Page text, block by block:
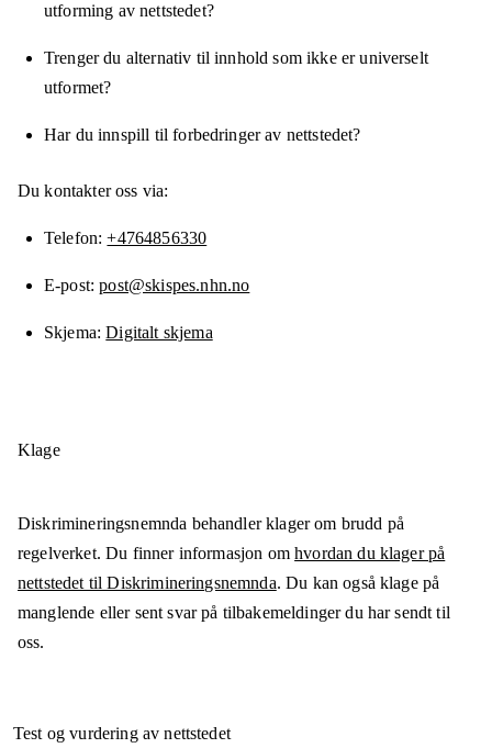
utforming av nettstedet?
Trenger du alternativ til innhold som ikke er universelt
utformet?
Har du innspill til forbedringer av nettstedet?
Du kontakter oss via:
Telefon +4764856330
E-post post@skispes.nhn.no
Skjema Digitalt skjema
Klage
Diskrimineringsnemnda behandler klager om brudd på
regelverket. Du finner informasjon omhvordan du klager på
nettstedet til Diskrimineringsnemnda. Du kan også klage på
manglende eller sent svar på tilbakemeldinger du har sendt til
oss.
Test og vurdering av nettstedet